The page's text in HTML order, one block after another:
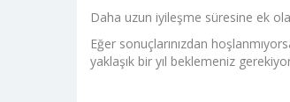
Daha uzun iyileşme süresine ek
Eğer sonuçlarınızdan
yaklaşık bir yıl beklemeniz